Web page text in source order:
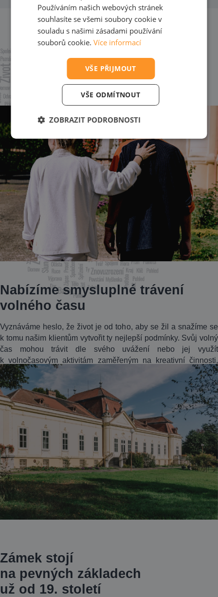
Nabízíme smysluplné trávení
volného času
Vyznáváme heslo, že život je od toho, aby se žil a snažíme se
k tomu našim klientům vytvořit ty nejlepší podmínky. Svůj volný
čas mohou trávit dle svého uvážení nebo jej využít
k volnočasovým aktivitám zaměřeným na kreativní činnosti,
relaxaci, společenské aktivity, vzdělávání nebo cvičení.
Zámek stojí
na pevných základech
už od 19. století
Používáním našich webových stránek
souhlasíte se všemi soubory cookie v
souladu s našimi zásadami používání
souborů cookie. Více informací
VŠE PŘIJMOUT
VŠE ODMÍTNOUT
ZOBRAZIT PODROBNOSTI